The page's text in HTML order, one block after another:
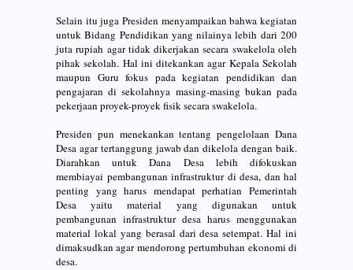
Selain itu juga Presiden menyampaikan bahwa kegiatan
untuk Bidang Pendidikan yang nilainya lebih dari 200
juta rupiah agar tidak dikerjakan secara swakelola oleh
pihak sekolah. Hal ini ditekankan agar Kepala Sekolah
maupun Guru fokus pada kegiatan pendidikan dan
pengajaran di sekolahnya masing-masing bukan pada
pekerjaan proyek-proyek fisik secara swakelola.
Presiden pun menekankan tentang pengelolaan Dana
Desa agar tertanggung jawab dan dikelola dengan baik.
Diarahkan untuk Dana Desa lebih difokuskan
membiayai pembangunan infrastruktur di desa, dan hal
penting yang harus mendapat perhatian Pemerintah
Desa yaitu material yang digunakan untuk
pembangunan infrastruktur desa harus menggunakan
material lokal yang berasal dari desa setempat. Hal ini
dimaksudkan agar mendorong pertumbuhan ekonomi di
desa.